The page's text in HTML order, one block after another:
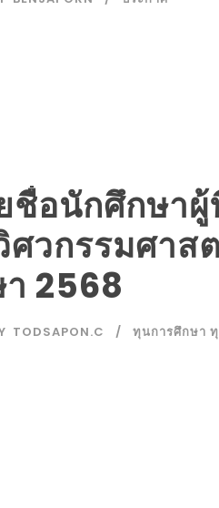
ชื่อนักศึกษา
วกรรมศาส
2568
TODSAPON.C ทุนการศึกษา